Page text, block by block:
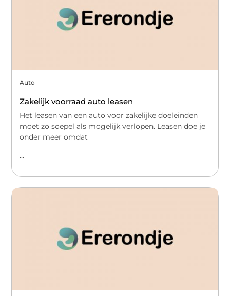
Auto
Zakelijk voorraad auto leasen
Het leasen van een auto voor zakelijke doeleinden
moet zo soepel als mogelijk verlopen. Leasen doe je
onder meer omdat
...